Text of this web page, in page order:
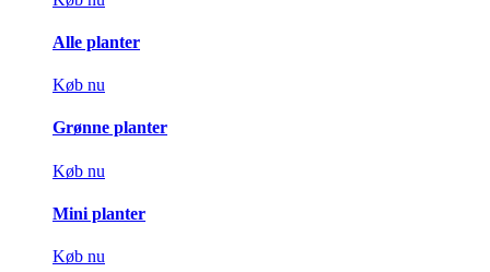
Alle planter
Køb nu
Grønne planter
Køb nu
Mini planter
Køb nu